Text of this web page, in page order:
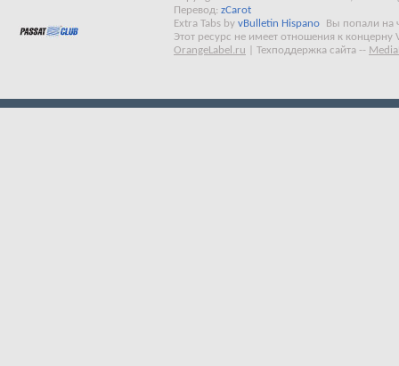
Перевод: zCarot
Extra Tabs by vBulletin Hispano
Вы попали на
Этот ресурс не имеет отношения к концерну
OrangeLabel.ru
Техподдержка сайта --